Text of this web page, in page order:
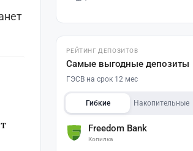
РЕЙТИНГ ДЕПОЗИТОВ
Самые выгодные депозиты
ГЭСВ на срок 12 мес
Гибкие Накопительные
Freedom Bank
Копилка